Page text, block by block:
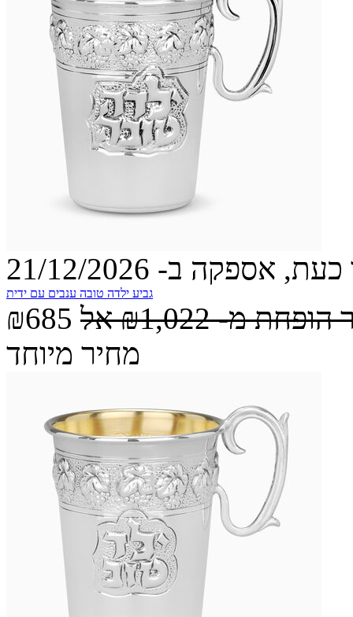
אספקה ב- 21/12/2026
גביע ילדה טובה ענבים עם ידית
₪685 הופחת מ-₪1,022 אל
מחיר מיוחד